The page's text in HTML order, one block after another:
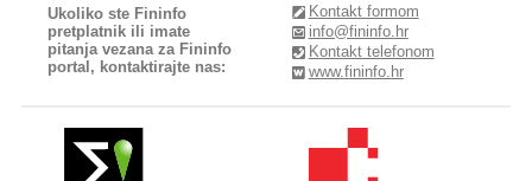
Ukoliko ste Fininfo
pretplatnik ili imate
pitanja vezana za Fininfo
portal, kontaktirajte nas:
Kontakt formom
info@fininfo.hr
Kontakt telefonom
www.fininfo.hr